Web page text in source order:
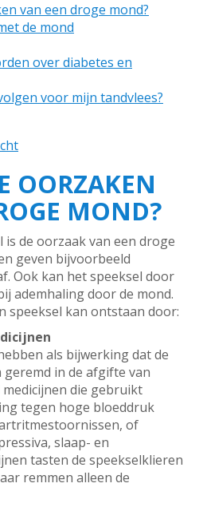
van een droge mond?
de mond
over diabetes en
voor mijn tandvlees?
OORZAKEN
MOND?
is de oorzaak van een droge
geven bijvoorbeeld
Ook kan het speeksel door
ademhaling door de mond.
speeksel kan ontstaan door:
als bijwerking dat de
in de afgifte van
die gebruikt
tegen hoge bloeddruk
of
slaap- en
tasten de speekselklieren
remmen alleen de